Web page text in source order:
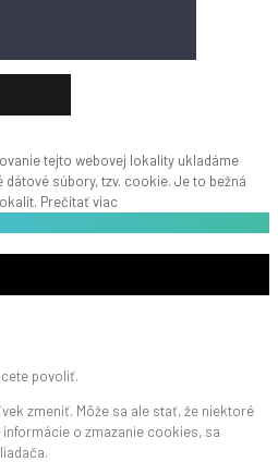
tejto webovej lokality ukladáme
súbory, tzv. cookie. Je to bežná
Prečítať viac
povoliť.
zmeniť. Môže sa ale stať, že niektoré
o zmazanie cookies, sa